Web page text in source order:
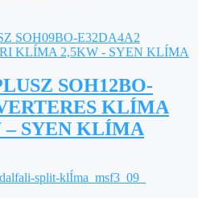
SOH12BO-
KLÍMA
– SYEN KLÍMA